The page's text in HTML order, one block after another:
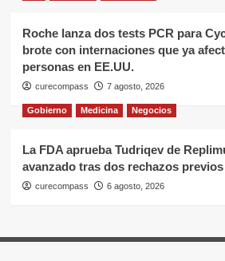
Roche lanza dos tests PCR para
brote con internaciones que ya
personas en EE.UU.
curecompass 7 agosto, 2026
Gobierno Medicina Negocios
La FDA aprueba Tudriqev de
avanzado tras dos rechazos previos
curecompass 6 agosto, 2026